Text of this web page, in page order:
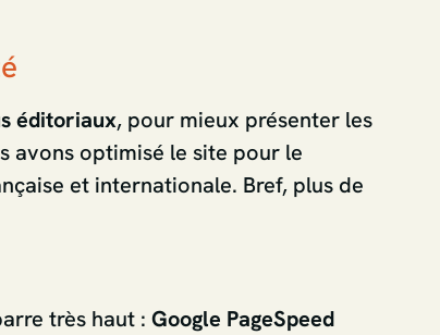
éditoriaux, pour mieux présenter les
avons optimisé le site pour le
et internationale. Bref, plus de
très haut :Google PageSpeed